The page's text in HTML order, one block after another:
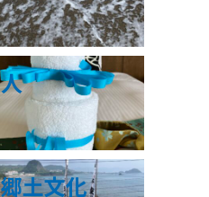
人
郷土文化